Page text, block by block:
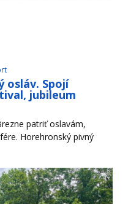
osláv. Spojí
jubileum
patriť oslavám,
Horehronský pivný